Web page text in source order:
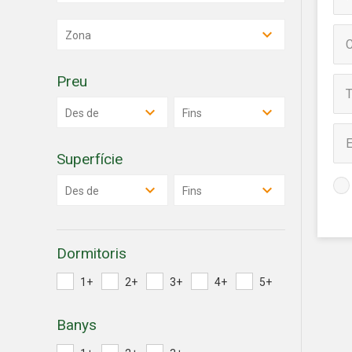
Zona
Preu
Des de Fins
Superfície
Des de Fins
Dormitoris
1+ 2+ 3+ 4+ 5+
Banys
La
dels